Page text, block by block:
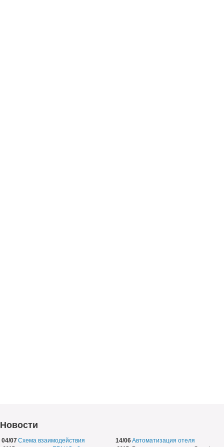
Новости
04/07Схема взаимодействия
14/06Автоматизация отеля